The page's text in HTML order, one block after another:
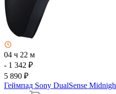
04 ч 22 м
- 1 342 ₽
5 890 ₽
Геймпад Sony DualSense